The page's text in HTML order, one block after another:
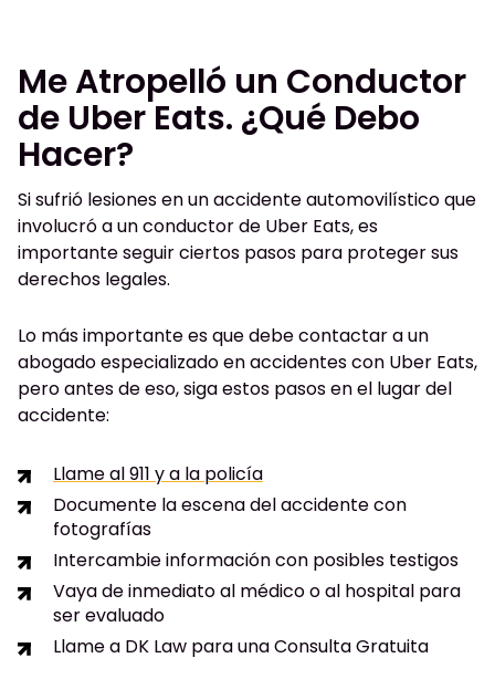
Me Atropelló un Conductor
de Uber Eats. ¿Qué Debo
Hacer?
Si sufrió lesiones en un accidente automovilístico que
involucró a un conductor de Uber Eats, es
importante seguir ciertos pasos para proteger sus
derechos legales.
Lo más importante es que debe contactar a un
abogado especializado en accidentes con Uber Eats,
pero antes de eso, siga estos pasos en el lugar del
accidente:
Llame al 911 y a la policía
Documente la escena del accidente con
fotografías
Intercambie información con posibles testigos
Vaya de inmediato al médico o al hospital para
ser evaluado
Llame a DK Law para una Consulta Gratuita